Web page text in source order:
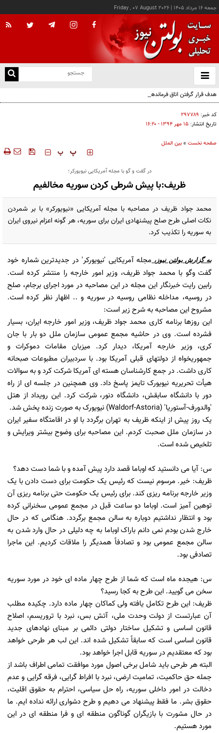
جمعه ۱۶ مرداد ۱۴۰۵ |
Friday , 07 August 2026
باز
و
هدف قرار گرفتن اتاق‌ فرماندهی مزدوران عربستان در یمن
کد خبر: ۲۹۷۷۸۹
تاریخ انتشار: ۱۵ مهر ۱۳۹۴ - ۱۶:۲۰
صفحه نخست »بین الملل
‍‍‍ پ پ
در گفت و گو با مجله آمریکایی نیویورکر؛
ظریف:با پیش شرطی کردن سوریه مخالفیم
محمد جواد ظریف در مصاحبه با مجله آمریکایی «نیویورکر» با بر شمردن
نکات اصلی طرح صلح پیشنهادی ایران برای سوریه، هر گونه اعزام نیروی ایران
به سوریه را تکذیب کرد.
به گزارشبولتن نیوز، مجله آمریکایی 'نیویورکر' در جدیدترین شماره خود
گفت وگو با محمد جواد ظریف، وزیر امور خارجه را منتشر کرده است.
رابین رایت خبرنگار این مجله در این مصاحبه در مورد اجرای برجام، صلح
در روسیه، مداخله نظامی روسیه در سوریه و .. اظهار نظر کرده است.
مشروح این مصاحبه به شرح زیر است:
این روزها برنامه کاری محمد جواد ظریف، وزیر امور خارجه ایران، بسیار
فشرده است. وی در حاشیه مجمع عمومی سازمان ملل دو بار با جان
کری، وزیر خارجه آمریکا، دیدار کرد. میزبان مقامات دموکرات و
جمهوریخواه از دولتهای قبلی آمریکا بود. با سردبیران مطبوعات صبحانه
کاری داشت. در جمع کارشناسان هسته ای آمریکا شرکت کرد و به سوالات
هیأت تحریریه نیویورک تایمز پاسخ داد. وی همچنین در جلسه ای از راه
دور با دانشگاه سابقش، دانشگاه دنور، شرکت کرد. این رویداد از هتل
'والدورف-آستوریا' (Waldorf-Astoria) نیویورک به صورت زنده پخش شد.
یک روز پیش از اینکه ظریف به تهران برگردد با او در اقامتگاه سفیر ایران
در سازمان ملل صحبت کردم. این مصاحبه برای وضوح بیشتر ویرایش و
تلخیص شده است.
س: آیا می دانستید که اوباما قصد دارد پیش آمده و با شما دست دهد؟
ظریف: خیر. مرسوم نیست که رئیس یک حکومت برای دست دادن با یک
وزیر خارجه برنامه ریزی کند. برای رئیس یک حکومت حتی برنامه ریزی آن
توهین آمیز است. اوباما دو ساعت قبل در مجمع عمومی سخنرانی کرده
بود و انتظار نداشتیم دوباره به سالن مجمع برگردد. هنگامی که در حال
خارج شدن بودم نمی دانم باراک اوباما به چه دلیلی در حال وارد شدن به
سالن مجمع عمومی بود و تصادفاً همدیگر را ملاقات کردیم. این ماجرا
تصادفی بود.
س: هیجده ماه است که شما از طرح چهار ماده ای خود در مورد سوریه
سخن می گویید. این طرح به کجا رسید؟
ظریف: این طرح تکامل یافته ولی کماکان چهار ماده دارد. چکیده مطلب
آن عبارتست از دولت وحدت ملی، آتش بس، نبرد با تروریسم، اصلاح
قانون اساسی و تشکیل ساختار دولتی دائمی بر مبنای نهادهای جدید
قانون اساسی است که سابقاً تشکیل شده اند. این لب هر طرحی خواهد
بود که معتقدیم در سوریه قابل اجرا خواهد بود.
البته هر طرحی باید شامل برخی اصول مورد موافقت تمامی اطراف باشد از
جمله حق حاکمیت، تمامیت ارضی، نبرد با افراط گرایی، فرقه گرایی و عدم
دخالت در امور داخلی سوریه، راه حل سیاسی، احترام به حقوق اقلیت،
حقوق بشر. ما فقط پیشنهاد می دهیم و طرح دشواری ارائه نداده ایم. ما
در حال مشورت با بازیگران گوناگون منطقه ای و فرا منطقه ای در این
مورد هستیم.